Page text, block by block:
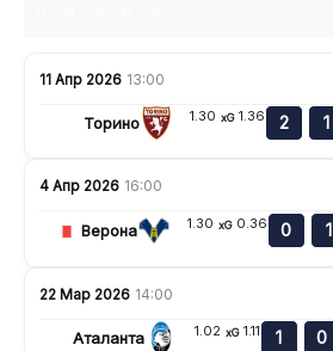
11 Апр 2026 13:00
Торино 1.30 xG 1.36 2 1
4 Апр 2026 16:00
Верона 1.30 xG 0.36 0 1
22 Мар 2026 14:00
Аталанта 1.02 xG 1.11 1 0